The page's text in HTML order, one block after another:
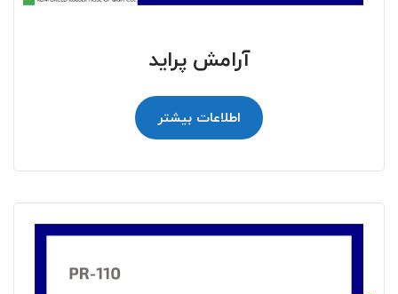
آرامش پراید
اطلاعات بیشتر